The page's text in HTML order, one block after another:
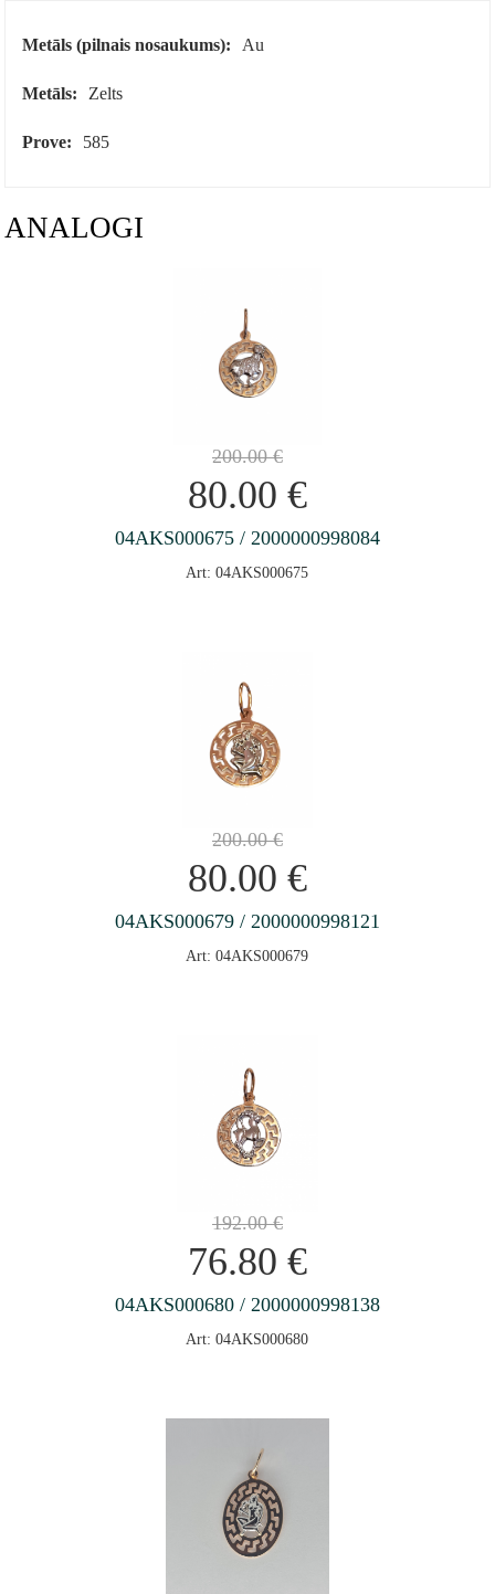
Metāls (pilnais nosaukums): Au
Metāls: Zelts
Prove: 585
ANALOGI
200.00€
80.00 €
04AKS000675 / 2000000998084
Art: 04AKS000675
200.00€
80.00 €
04AKS000679 / 2000000998121
Art: 04AKS000679
192.00€
76.80 €
04AKS000680 / 2000000998138
Art: 04AKS000680